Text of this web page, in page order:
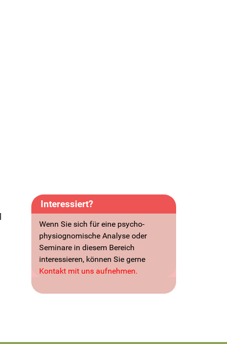
Interessiert?
Wenn Sie sich für eine psycho-
physiognomische Analyse oder
Seminare in diesem Bereich
interessieren, können Sie gerne
Kontakt mit uns aufnehmen.